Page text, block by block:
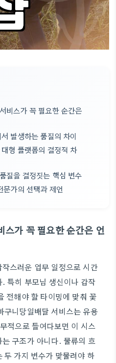
비스가 꼭 필요한 순간은
발생하는 품질의 차이
형 플랫폼의 결정적 차
질을 결정짓는 핵심 변수
문가의 선택과 제언
스가 꼭 필요한 순간은 언
스러운 업무 일정으로 시간
특히 부모님 생신이나 갑작
전해야 할 타이밍에 맞춰 꽃
구니당일배달 서비스는 유용
적으로 들여다보면 이 시스
구조가 아니다. 물류의 흐
두 가지 변수가 맞물려야 하